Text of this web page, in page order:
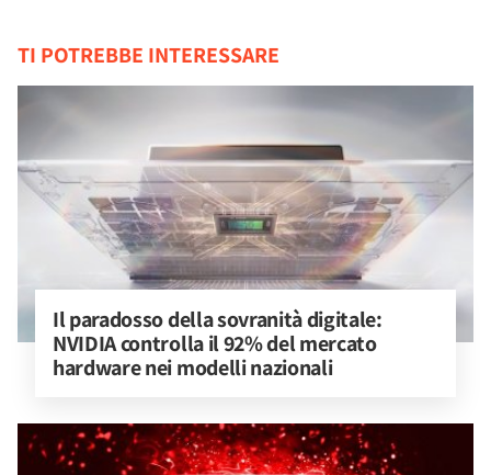
TI POTREBBE INTERESSARE
Il paradosso della sovranità digitale:
NVIDIA controlla il 92% del mercato
hardware nei modelli nazionali